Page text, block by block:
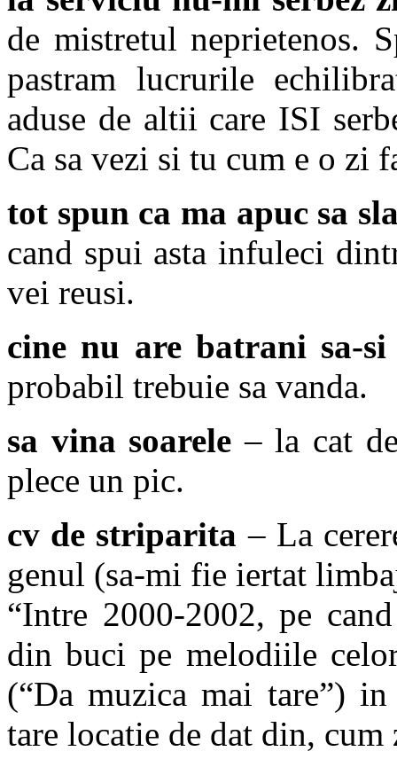
de mistretul neprietenos.
pastram lucrurile
aduse de altii care ISI
Ca sa vezi si tu cum e o
tot spun ca ma apuc sa
cand spui asta infuleci
vei reusi.
cine nu are batrani sa-
probabil trebuie sa vanda.
sa vina soarele – la cat
plece un pic.
cv de striparita – La
genul (sa-mi fie iertat
“Intre 2000-2002, pe
din buci pe melodiile
(“Da muzica mai tare”)
tare locatie de dat din, cum